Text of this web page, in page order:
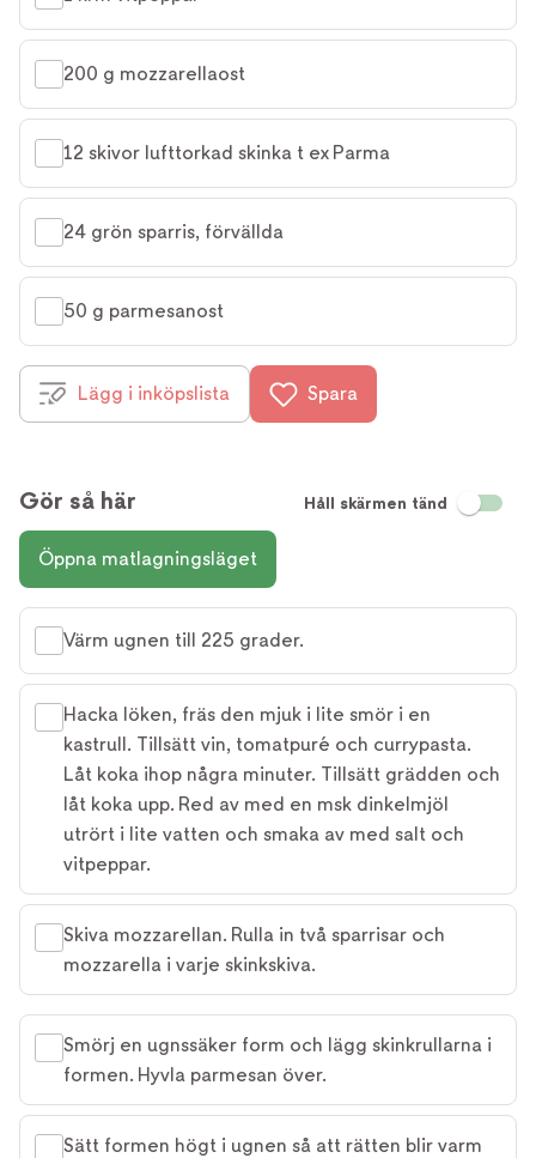
200 g mozzarellaost
12 skivor lufttorkad skinka t ex Parma
24 grön sparris, förvällda
50 g parmesanost
Lägg i inköpslista Spara
Gör så här Håll skärmen tänd
Öppna matlagningsläget
Värm ugnen till 225 grader.
Hacka löken, fräs den mjuk i lite smör i en
kastrull. Tillsätt vin, tomatpuré och currypasta.
Låt koka ihop några minuter. Tillsätt grädden och
låt koka upp. Red av med en msk dinkelmjöl
utrört i lite vatten och smaka av med salt och
vitpeppar.
Skiva mozzarellan. Rulla in två sparrisar och
mozzarella i varje skinkskiva.
Smörj en ugnssäker form och lägg skinkrullarna i
formen. Hyvla parmesan över.
Sätt formen högt i ugnen så att rätten blir varm